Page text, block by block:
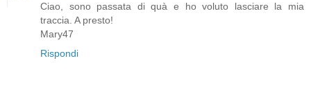
Ciao, sono passata di quà e ho voluto lasciare la mia
traccia. A presto!
Mary47
Rispondi